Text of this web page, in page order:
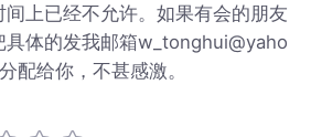
上已经不允许。如果有会的朋友
具体的发我邮箱w_tonghui@yaho
配给你，不甚感激。